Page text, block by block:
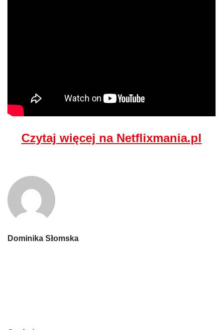
Czytaj więcej na Netflixmania.pl
Dominika Słomska